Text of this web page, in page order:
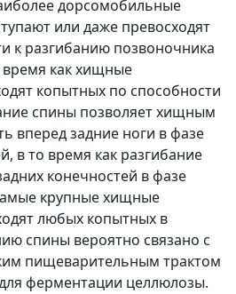
дорсомобильные
или даже превосходят
к разгибанию позвоночника
время как хищные
копытных по способности
спины позволяет хищным
вперед задние ноги в фазе
в то время как разгибание
конечностей в фазе
крупные хищные
любых копытных в
спины вероятно связано с
пищеварительным трактом
ферментации целлюлозы.